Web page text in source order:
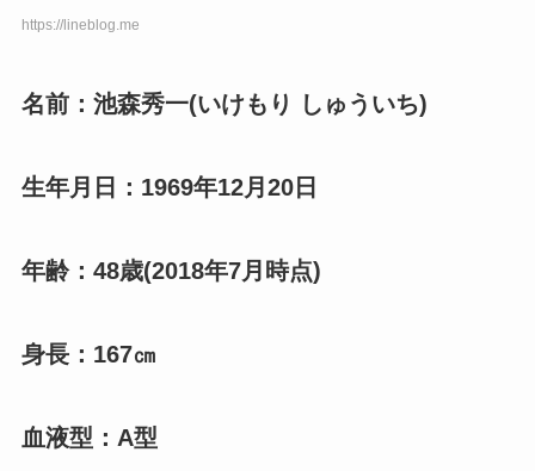
https://lineblog.me
名前：池森秀一(いけもり しゅういち)
生年月日：1969年12月20日
年齢：48歳(2018年7月時点)
身長：167㎝
血液型：A型